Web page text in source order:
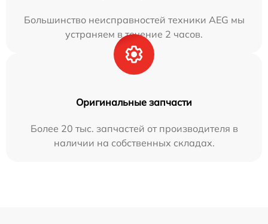
Большинство неисправностей техники AEG мы
устраняем в течение 2 часов.
Оригинальные запчасти
Более 20 тыс. запчастей от производителя в
наличии на собственных складах.